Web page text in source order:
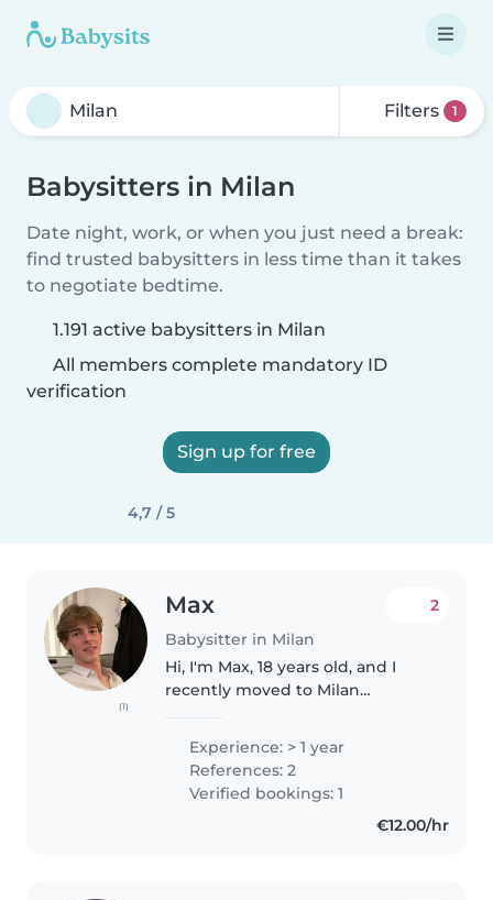
Filters 1
Babysitters in Milan
Date night, work, or when you just need a break:
find trusted babysitters in less time than it takes
to negotiate bedtime.
1.191 active babysitters in Milan
All members complete mandatory ID
verification
Sign up for free
4,7 / 5
(1)
Max
Babysitter in Milan
2
Hi, I'm Max, 18 years old, and I
recently moved to Milan
and starting university. Back in
Germany, I was always very close
to my younger cousins (I'm..
Experience: > 1 year
References: 2
Verified bookings: 1
€12.00/hr